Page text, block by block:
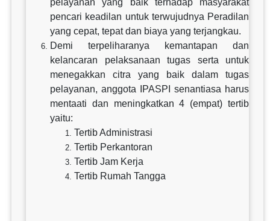
pelayanan yang baik terhadap masyarakat
pencari keadilan untuk terwujudnya Peradilan
yang cepat, tepat dan biaya yang terjangkau.
Demi terpeliharanya kemantapan dan
kelancaran pelaksanaan tugas serta untuk
menegakkan citra yang baik dalam tugas
pelayanan, anggota IPASPI senantiasa harus
mentaati dan meningkatkan 4 (empat) tertib
yaitu:
Tertib Administrasi
Tertib Perkantoran
Tertib Jam Kerja
Tertib Rumah Tangga